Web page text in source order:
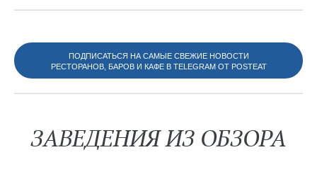
ПОДПИСАТЬСЯ НА САМЫЕ СВЕЖИЕ НОВОСТИ
РЕСТОРАНОВ, БАРОВ И КАФЕ В TELEGRAM ОТ POSTEAT
ЗАВЕДЕНИЯ ИЗ ОБЗОРА